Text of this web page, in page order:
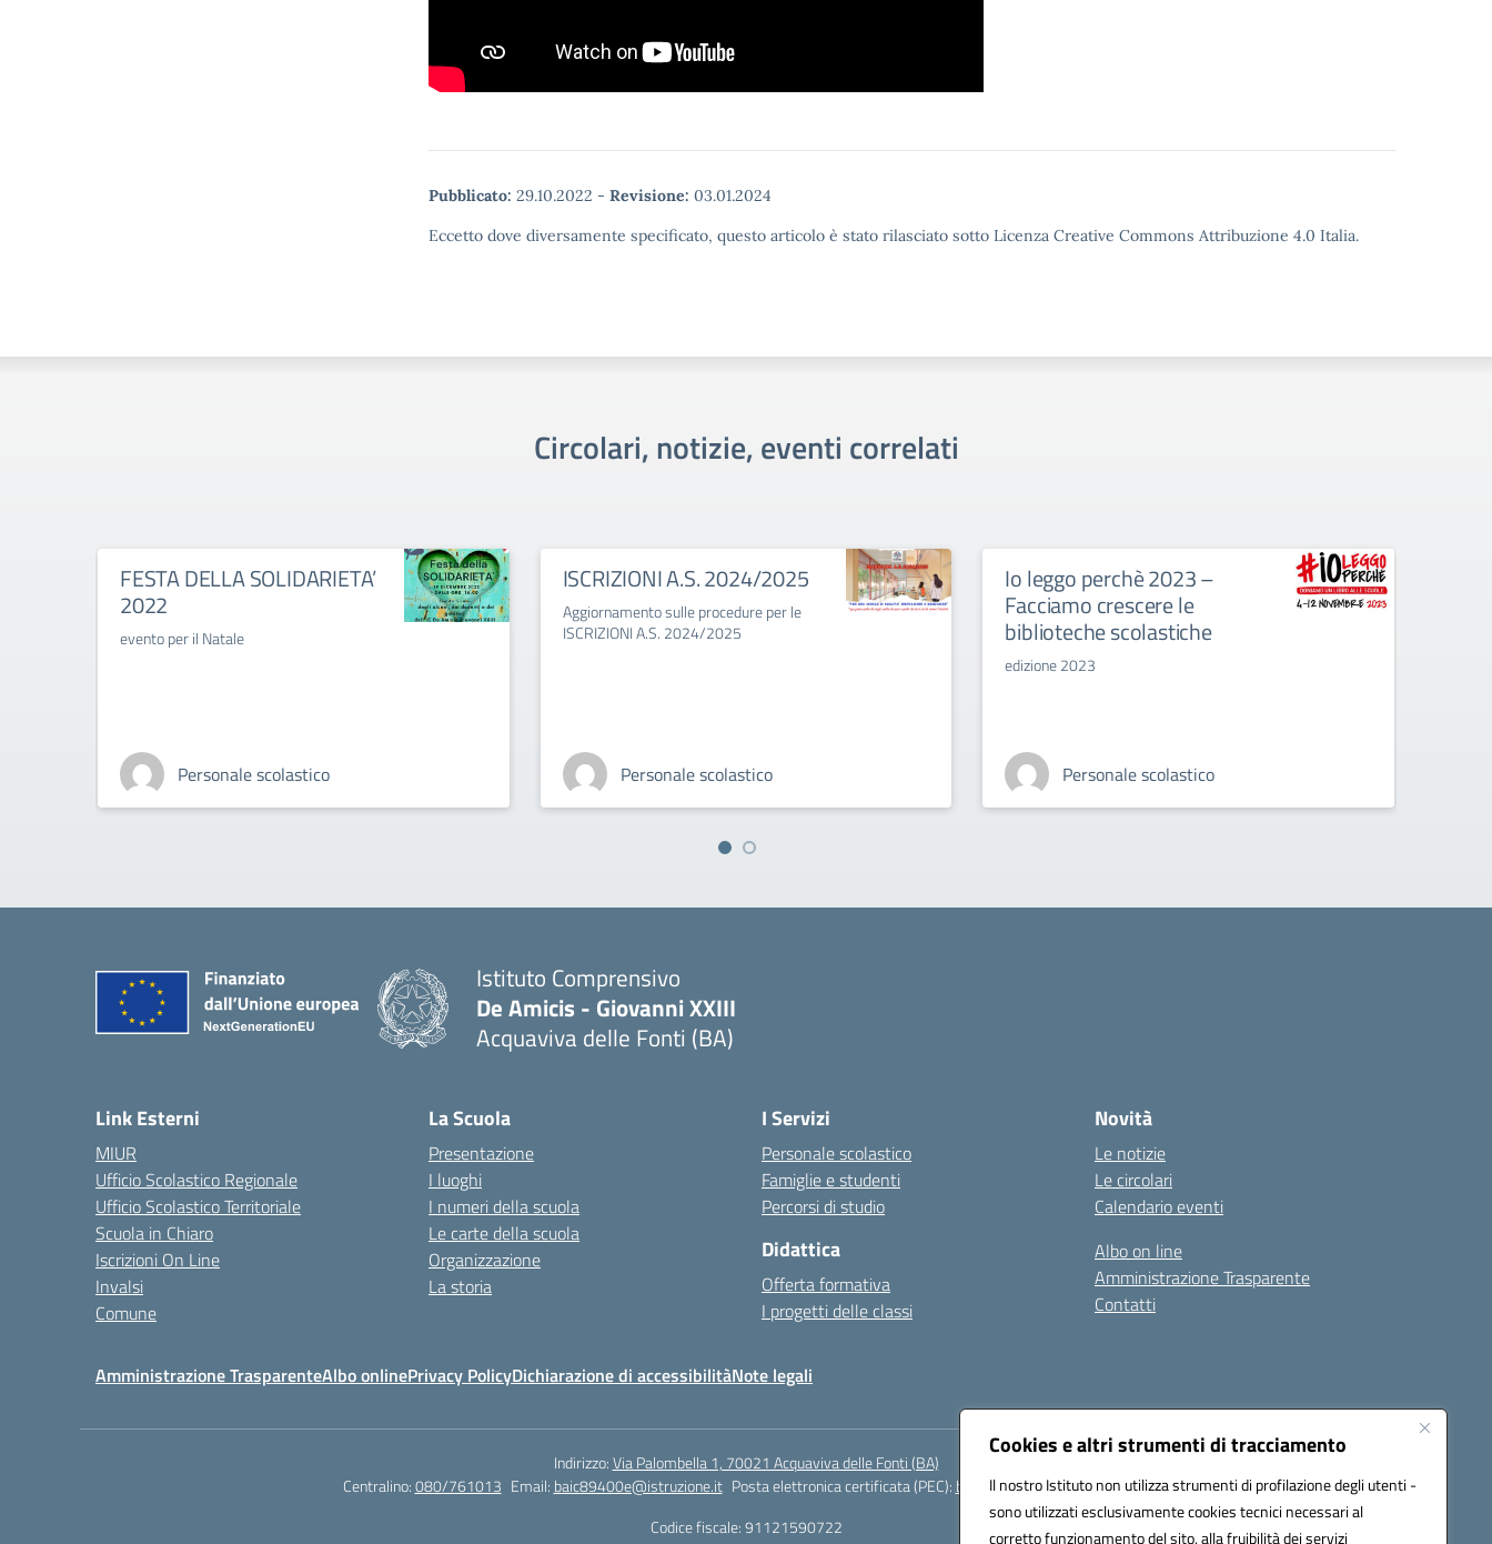
Cookies e altri strumenti di tracciamento
Il nostro Istituto non utilizza strumenti di profilazione degli utenti -
sono utilizzati esclusivamente cookies tecnici necessari al
corretto funzionamento del sito, alla fruibilità dei servizi
Pubblicato: 29.10.2022 - Revisione: 03.01.2024
Eccetto dove diversamente specificato, questo articolo è stato rilasciato sotto Licenza Creative Commons Attribuzione 4.0 Italia.
Circolari, notizie, eventi correlati
FESTA DELLA SOLIDARIETA’
2022
evento per il Natale
Personale scolastico
ISCRIZIONI A.S. 2024/2025
Aggiornamento sulle procedure per le
ISCRIZIONI A.S. 2024/2025
Personale scolastico
Io leggo perchè 2023 –
Facciamo crescere le
biblioteche scolastiche
edizione 2023
Personale scolastico
Istituto Comprensivo
De Amicis - Giovanni XXIII
Acquaviva delle Fonti (BA)
Link Esterni
MIUR
Ufficio Scolastico Regionale
Ufficio Scolastico Territoriale
Scuola in Chiaro
Iscrizioni On Line
Invalsi
Comune
La Scuola
Presentazione
I luoghi
I numeri della scuola
Le carte della scuola
Organizzazione
La storia
I Servizi
Personale scolastico
Famiglie e studenti
Percorsi di studio
Didattica
Offerta formativa
I progetti delle classi
Novità
Le notizie
Le circolari
Calendario eventi
Albo on line
Amministrazione Trasparente
Contatti
Amministrazione TrasparenteAlbo onlinePrivacy PolicyDichiarazione di accessibilitàNote legali
Indirizzo:Via Palombella 1, 70021 Acquaviva delle Fonti (BA)
Centralino:080/761013 Email: baic89400e@istruzione.it Posta elettronica certificata (PEC): baic89400e@pec.istruzione.it
Codice fiscale: 91121590722